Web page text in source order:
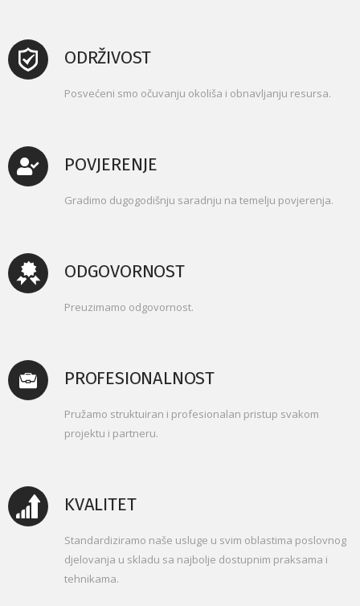
ODRŽIVOST
Posvećeni smo očuvanju okoliša i obnavljanju resursa.
POVJERENJE
Gradimo dugogodišnju saradnju na temelju povjerenja.
ODGOVORNOST
Preuzimamo odgovornost.
PROFESIONALNOST
Pružamo struktuiran i profesionalan pristup svakom
projektu i partneru.
KVALITET
Standardiziramo naše usluge u svim oblastima poslovnog
djelovanja u skladu sa najbolje dostupnim praksama i
tehnikama.